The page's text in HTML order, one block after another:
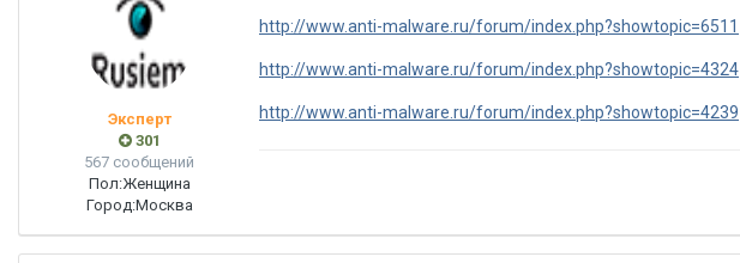
Эксперт
301
567 сообщений
Пол:Женщина
Город:Москва
http://www.anti-malware.ru/forum/index.php?showtopic=6511
http://www.anti-malware.ru/forum/index.php?showtopic=4324
http://www.anti-malware.ru/forum/index.php?showtopic=4239